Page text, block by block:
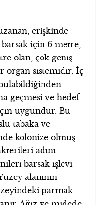
erişkinde
için 6 metre,
olan, çok geniş
organ sistemidir. İç
geçmesi ve hedef
uygundur. Bu
tabaka ve
kolonize olmuş
adını
barsak işlevi
alanının
parmak